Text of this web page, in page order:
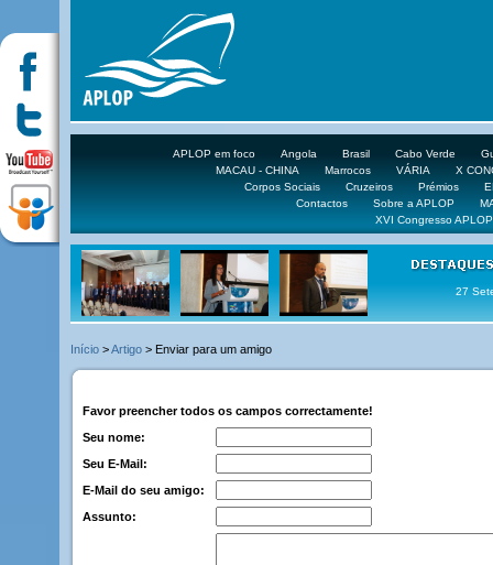
APLOP em foco Angola Brasil Cabo Verde
MACAU - CHINA
Marrocos VÁRIA
X
Corpos Sociais
Cruzeiros Prémios
Contactos
Sobre a APLOP
XVI Congresso APLOP
27
Início >Artigo > Enviar para um amigo
Favor preencher todos os campos correctamente!
Seu nome:
Seu E-Mail:
E-Mail do seu amigo:
Assunto: